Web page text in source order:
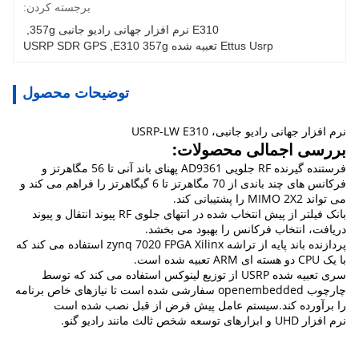
برجسته کردن:
E310 نرم افزار جهانی رادیو جانبی 357g
Ettus Usrp تعبیه شده E310 357g
USRP SDR GPS
توضیحات محصول
نرم افزار جهانی رادیو جانبی، USRP-LW E310
بررسی اجمالی محصولات:
فرستنده گیرنده RF جلویی AD9361 پهنای باند آنی تا 56 مگاهرتز و
فرکانس های چند باندی از 70 مگاهرتز تا 6 گیگاهرتز را فراهم می کند و
می تواند MIMO 2X2 را پشتیبانی کند.
بانک فیلتر از پیش انتخاب شده در انتهای جلوی RF پیوند انتقال و پیوند
دریافت، انتخاب فرکانس را بهبود می بخشد.
پردازنده باند پایه از تراشه zynq 7020 FPGA Xilinx استفاده می کند که
با یک CPU دو هسته ای ARM تعبیه شده است.
سری تعبیه شده USRP از توزیع لینوکس استفاده می کند که توسط
چارچوب openembedded سفارشی شده است تا نیازهای خاص برنامه
را برآورده کند.سیستم عامل پیش فرض از قبل نصب شده است
نرم افزار UHD و ابزارهای توسعه شخص ثالث مانند رادیو گنو.